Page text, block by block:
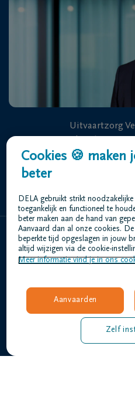
Uitvaartzorg
Wie
Uitvaart
Ons
Cookies 🍪 maken
beter
DELA gebruikt strikt
toegankelijk en functioneel te
beter maken aan de hand van
Aanvaard dan al onze cookies.
beperkte tijd opgeslagen in jouw
altijd wijzigen via de cookie-
Meer informatie vind je in ons
Aanvaarden
Zelf